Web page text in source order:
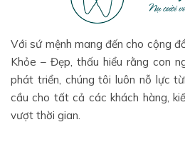
Với sứ mệnh mang đến cho cộng
Khỏe – Đẹp, thấu hiểu rằng con
phát triển, chúng tôi luôn nỗ lực
cầu cho tất cả các khách hàng,
vượt thời gian.